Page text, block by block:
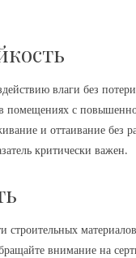
влаги без
помещениях с
и оттаивание без
критически важен.
строительных
внимание на